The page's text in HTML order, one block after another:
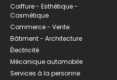
Coiffure - Esthétique -
Cosmétique
Commerce - Vente
Bâtiment - Architecture
Électricité
Mécanique automobile
Services à la personne